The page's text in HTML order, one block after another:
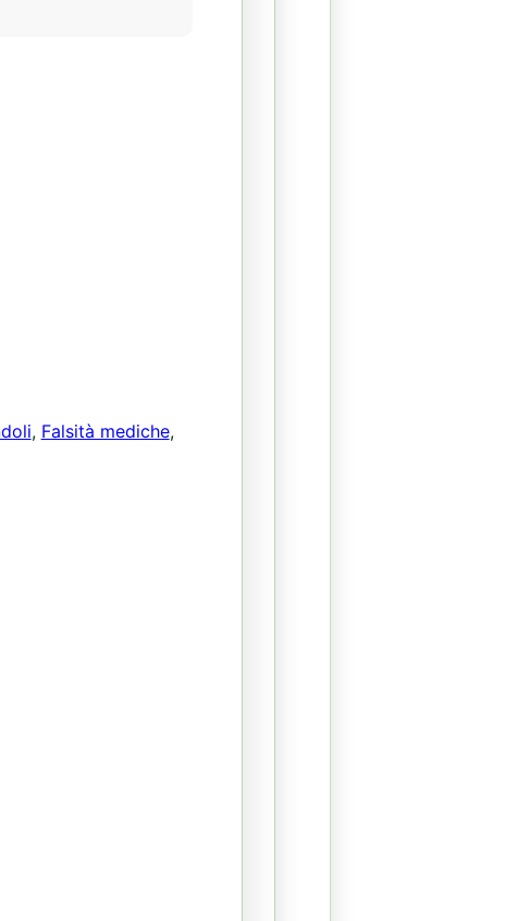
, Falsità mediche,